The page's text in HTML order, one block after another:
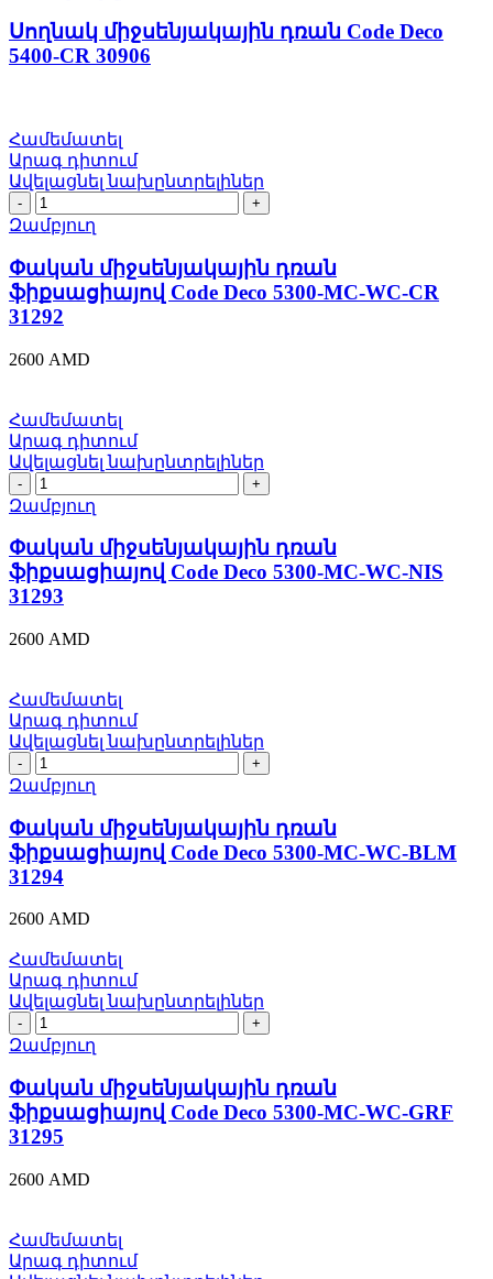
Սողնակ միջսենյակային դռան Code Deco
5400-CR 30906
Համեմատել
Արագ դիտում
Ավելացնել նախընտրելիներ
Փական
միջսենյակային
ֆիքսացիայով
Code
Deco
5300-
WC-
quantity
Զամբյուղ
Փական միջսենյակային դռան
ֆիքսացիայով Code Deco 5300-MC-WC-CR
31292
2600 AMD
Համեմատել
Արագ դիտում
Ավելացնել նախընտրելիներ
Փական
միջսենյակային
ֆիքսացիայով
Code
Deco
5300-
WC-
quantity
Զամբյուղ
Փական միջսենյակային դռան
ֆիքսացիայով Code Deco 5300-MC-WC-NIS
31293
2600 AMD
Համեմատել
Արագ դիտում
Ավելացնել նախընտրելիներ
Փական
միջսենյակային
ֆիքսացիայով
Code
Deco
5300-
WC-
31294
quantity
Զամբյուղ
Փական միջսենյակային դռան
ֆիքսացիայով Code Deco 5300-MC-WC-BLM
31294
2600 AMD
Համեմատել
Արագ դիտում
Ավելացնել նախընտրելիներ
Փական
միջսենյակային
ֆիքսացիայով
Code
Deco
5300-
WC-
quantity
Զամբյուղ
Փական միջսենյակային դռան
ֆիքսացիայով Code Deco 5300-MC-WC-GRF
31295
2600 AMD
Համեմատել
Արագ դիտում